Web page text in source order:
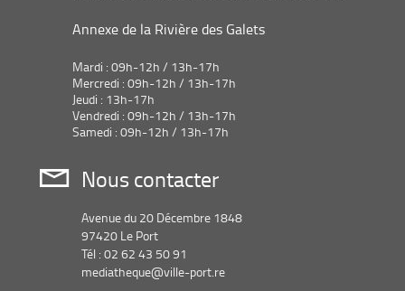
Annexe de la Rivière des Galets
Mardi : 09h-12h / 13h-17h
Mercredi : 09h-12h / 13h-17h
Jeudi : 13h-17h
Vendredi : 09h-12h / 13h-17h
Samedi : 09h-12h / 13h-17h
Nous contacter
Avenue du 20 Décembre 1848
97420 Le Port
Tél : 02 62 43 50 91
mediatheque@ville-port.re